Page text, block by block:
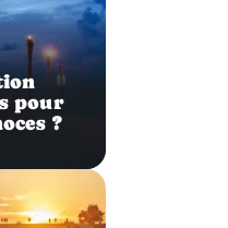
pour
?